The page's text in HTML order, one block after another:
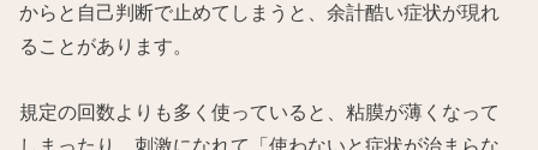
からと自己判断で止めてしまうと、余計酷い症状が現れ
ることがあります。
規定の回数よりも多く使っていると、粘膜が薄くなって
しまったり、刺激になれて「使わないと症状が治まらな